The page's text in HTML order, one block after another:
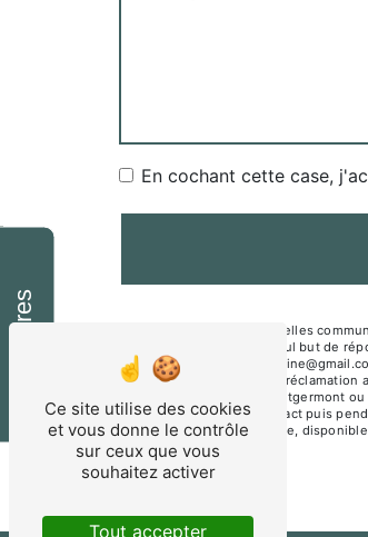
En cochant cette case,
** Les données personnelles
sous-traitants dans le seul but de
Montgermont
du droit d’introduire une réclamation
Jane Beusnel 35760 Montgermont
période de prise de contact puis
démarchage téléphonique,
Horaires
Ce site utilise des cookies
et vous donne le contrôle
sur ceux que vous
souhaitez activer
Tout accepter